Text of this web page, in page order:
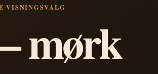
VISNINGSVALG
mørk